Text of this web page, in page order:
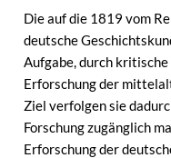
Die auf die 1819 vom
deutsche
Aufgabe, durch
Erforschung der
Ziel verfolgen sie
Forschung zugänglich
Erforschung der